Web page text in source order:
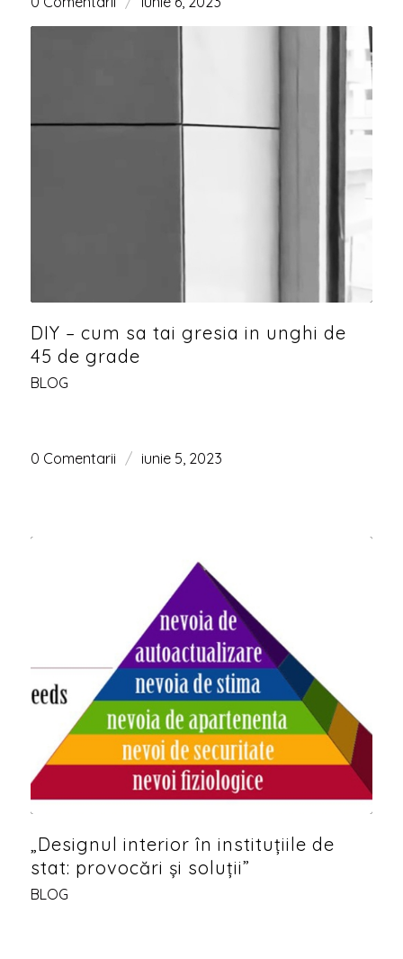
DIY – cum sa tai gresia in unghi de
45 de grade
BLOG
0 Comentarii / iunie 5, 2023
„Designul interior în instituțiile de
stat: provocări și soluții”
BLOG